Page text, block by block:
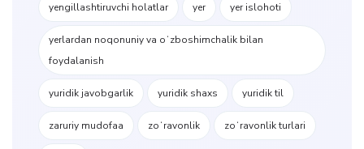
yengillashtiruvchi holatlar yer yer islohoti
yerlardan noqonuniy va oʻzboshimchalik bilan
foydalanish
yuridik javobgarlik yuridik shaxs yuridik til
zaruriy mudofaa zoʻravonlik zoʻravonlik turlari